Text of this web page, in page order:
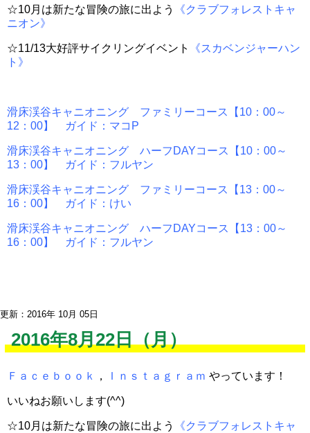
☆10月は新たな冒険の旅に出よう
《クラブフォレストキャ
ニオン》
☆11/13大好評サイクリングイベント
《スカベンジャーハン
ト》
滑床渓谷キャニオニング ファミリーコース【10：00～
12：00】 ガイド：マコP
滑床渓谷キャニオニング ハーフDAYコース【10：00～
13：00】 ガイド：フルヤン
滑床渓谷キャニオニング ファミリーコース【13：00～
16：00】 ガイド：けい
滑床渓谷キャニオニング ハーフDAYコース【13：00～
16：00】 ガイド：フルヤン
更新：2016年 10月 05日
2016年8月22日（月）
Ｆａｃｅｂｏｏｋ ， Ｉｎｓｔａｇｒａｍ やっています！
いいねお願いします(^^)
☆10月は新たな冒険の旅に出よう
《クラブフォレストキャ